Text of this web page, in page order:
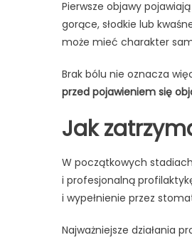
Pierwsze objawy
gorące, słodkie lub
może mieć charakter
Brak bólu nie oznacza
przed pojawieniem się
Jak
W początkowych
i profesjonalną
i wypełnienie przez
Najważniejsze działania